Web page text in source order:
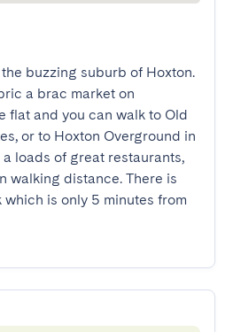
buzzing suburb of Hoxton.
a brac market on
flat and you can walk to Old
or to Hoxton Overground in
a loads of great restaurants,
walking distance. There is
is only 5 minutes from